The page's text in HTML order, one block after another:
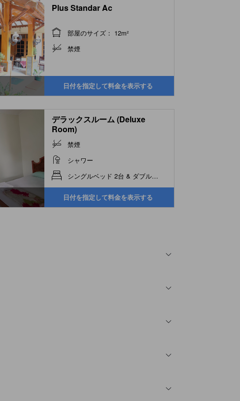
Plus Standar Ac
部屋のサイズ： 12m²
禁煙
日付を指定して料金を表示する
デラックスルーム (Deluxe
Room)
禁煙
シャワー
シングルベッド 2台 & ダブルベッド 1台
日付を指定して料金を表示する